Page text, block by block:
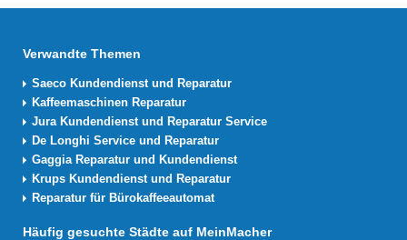
Verwandte Themen
Saeco Kundendienst und Reparatur
Kaffeemaschinen Reparatur
Jura Kundendienst und Reparatur Service
De Longhi Service und Reparatur
Gaggia Reparatur und Kundendienst
Krups Kundendienst und Reparatur
Reparatur für Bürokaffeeautomat
Häufig gesuchte Städte auf MeinMacher